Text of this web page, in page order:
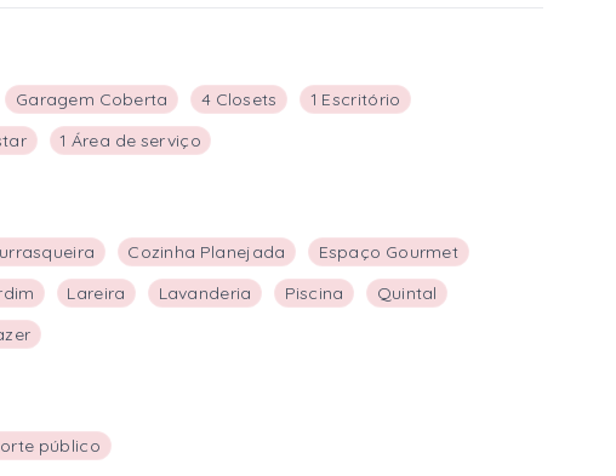
Garagem Coberta 4 Closets
1 Escritório
1 Área de serviço
Cozinha Planejada
Espaço Gourmet
Lareira Lavanderia Piscina
Quintal
público